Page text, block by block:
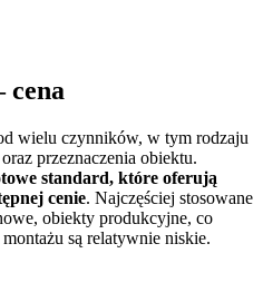
cena
wielu czynników, w tym rodzaju
przeznaczenia obiektu.
standard, które oferują
cenie. Najczęściej stosowane
obiekty produkcyjne, co
są relatywnie niskie.